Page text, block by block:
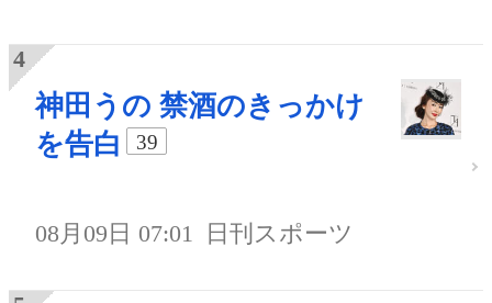
神田うの 禁酒のきっかけ
を告白
39
08月09日 07:01 日刊スポーツ